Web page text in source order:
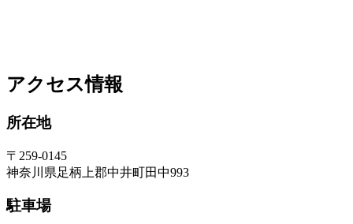
アクセス情報
所在地
〒259-0145
神奈川県足柄上郡中井町田中993
駐車場